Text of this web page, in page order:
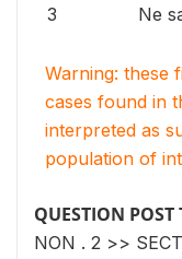
3 Ne
Warning: these
cases found in
interpreted as
population of
QUESTION POST
NON . 2 >>